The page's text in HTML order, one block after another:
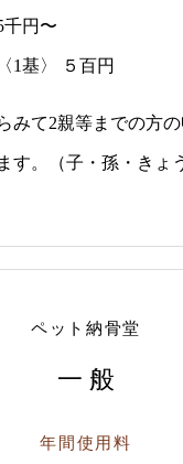
円〜
1基〉 ５百円
みて2親等までの方
す。（子・孫・きょ
ペット納骨堂
一 般
年間使用料